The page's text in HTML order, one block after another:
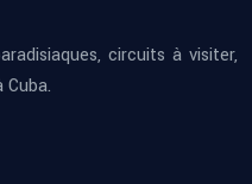
circuits à visiter,